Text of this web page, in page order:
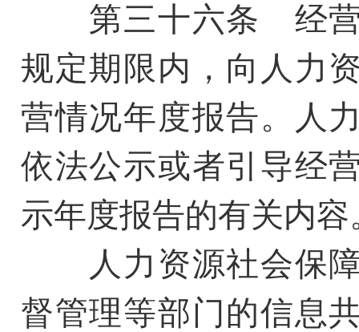
第三十六条 经营
规定期限内，向人力
营情况年度报告。人
依法公示或者引导经
示年度报告的有关内容
人力资源社会保障
督管理等部门的信息